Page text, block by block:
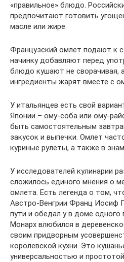
«правильное» блюдо.
предпочитают готовить
масле или жире.
Французский омлет подают к
начинку добавляют перед
блюдо кушают не сворачивая,
ингредиенты жарят вместе с
У итальянцев есть свой
Японии – ому-соба или ому-
быть самостоятельным
закусок и выпечки. Омлет
куриные рулеты, а также в
У исследователей кулинарии
сложилось единого мнения о
омлета. Есть легенда о том,
Австро-Венгрии Франц Иосиф
пути и обедал у в доме одного
Монарх влюбился в
своим придворным
королевской кухни. Это
универсальностью и